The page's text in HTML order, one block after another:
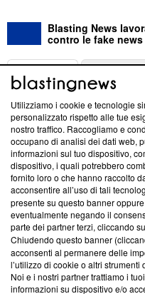
Blasting News
contro le fake news
ABOUT
Questa sezione offre
News, sui nostri processi
creare news di qualità.
‘Trust Project - News with
ancora membro del
parte; Trust Project non ha
conformità agli standard.
Su di noi
Team editoriale
Corporate
Utilizziamo i cookie e tecnologie
personalizzato rispetto alle tue
nostro traffico. Raccogliamo e
occupano di analisi dei dati web,
informazioni sul tuo dispositivo,
dispositivo, i quali potrebbero
fornito loro o che hanno raccolto
acconsentire all’uso di tali
presente su questo banner
eventualmente negando il
parte dei partner terzi, cliccando
Chiudendo questo banner
acconsenti al permanere delle
l’utilizzo di cookie o altri
Noi e i nostri partner trattiamo i
informazioni su dispositivo e/o